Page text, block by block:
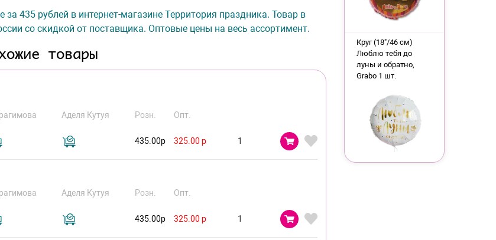
435 рублей в интернет-магазине Территория праздника. Товар в
со скидкой от поставщика. Оптовые цены на весь ассортимент.
товары
Аделя Кутуя Розн. Опт.
435.00р 325.00 р
Аделя Кутуя Розн. Опт.
435.00р 325.00 р
Круг (18"/46 см)
Люблю тебя до
луны и обратно,
Grabo 1 шт.